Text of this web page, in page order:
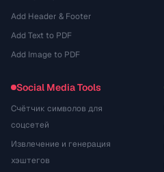
Add Header & Footer
Add Text to PDF
Add Image to PDF
Social Media Tools
Счётчик символов для
соцсетей
Извлечение и генерация
хэштегов